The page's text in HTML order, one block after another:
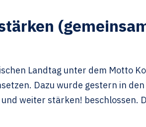
Landtag unter dem Motto
Dazu wurde gestern in
weiter stärken! beschlossen.